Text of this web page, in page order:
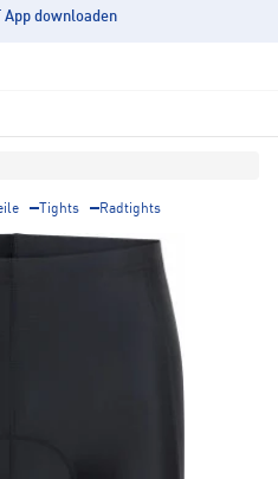
App downloaden
Tights Radtights